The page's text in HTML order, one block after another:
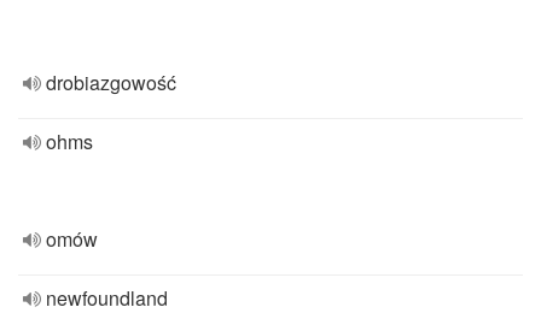
drobiazgowość
ohms
omów
newfoundland